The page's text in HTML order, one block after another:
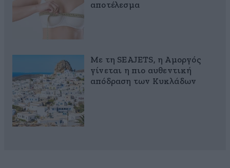
αποτέλεσμα
Με τη SEAJETS, η Αμοργός
γίνεται η πιο αυθεντική
απόδραση των Κυκλάδων